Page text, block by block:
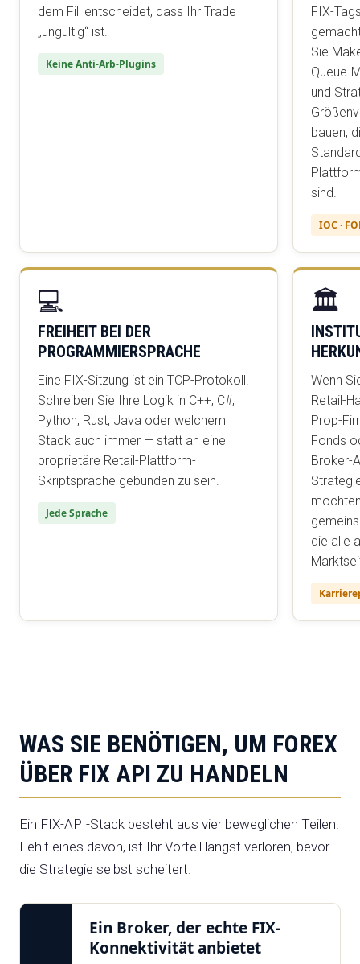
dem Fill entscheidet, dass Ihr Trade
„ungültig“ ist.
Keine Anti-Arb-Plugins
FIX-
Sie
Queue-
und
bauen,
sind.
IOC ·
💻
FREIHEIT BEI DER
PROGRAMMIERSPRACHE
Eine FIX-Sitzung ist ein TCP-Protokoll.
Schreiben Sie Ihre Logik in C++, C#,
Python, Rust, Java oder welchem
Stack auch immer — statt an eine
proprietäre Retail-Plattform-
Skriptsprache gebunden zu sein.
Jede Sprache
🏛️
Wenn
Retail-
Prop-
Fonds
Broker-
die alle
WAS SIE BENÖTIGEN, UM FOREX
ÜBER FIX API ZU HANDELN
Ein FIX-API-Stack besteht aus vier beweglichen Teilen.
Fehlt eines davon, ist Ihr Vorteil längst verloren, bevor
die Strategie selbst scheitert.
Ein Broker, der echte FIX-
Konnektivität anbietet